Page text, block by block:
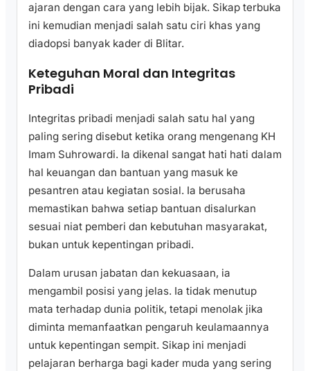
ajaran dengan cara yang lebih bijak. Sikap terbuka
ini kemudian menjadi salah satu ciri khas yang
diadopsi banyak kader di Blitar.
Keteguhan Moral dan Integritas
Pribadi
Integritas pribadi menjadi salah satu hal yang
paling sering disebut ketika orang mengenang KH
Imam Suhrowardi. Ia dikenal sangat hati hati dalam
hal keuangan dan bantuan yang masuk ke
pesantren atau kegiatan sosial. Ia berusaha
memastikan bahwa setiap bantuan disalurkan
sesuai niat pemberi dan kebutuhan masyarakat,
bukan untuk kepentingan pribadi.
Dalam urusan jabatan dan kekuasaan, ia
mengambil posisi yang jelas. Ia tidak menutup
mata terhadap dunia politik, tetapi menolak jika
diminta memanfaatkan pengaruh keulamaannya
untuk kepentingan sempit. Sikap ini menjadi
pelajaran berharga bagi kader muda yang sering